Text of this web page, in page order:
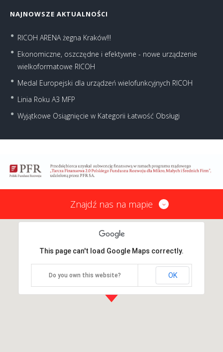
NAJNOWSZE AKTUALNOŚCI
RICOH ARENA żegna Kraków!!!
Ekonomiczne, oszczędne i efektywne - nowe urządzenie
wielkoformatowe RICOH
Medal Europejski dla urządzeń wielofunkcyjnych RICOH
Linia Roku A3 MFP
Wyjątkowe Osiągnięcie w Kategorii Łatwość Obsługi
Znajdź nas na mapie
This page can't load Google Maps correctly.
Do you own this website? OK